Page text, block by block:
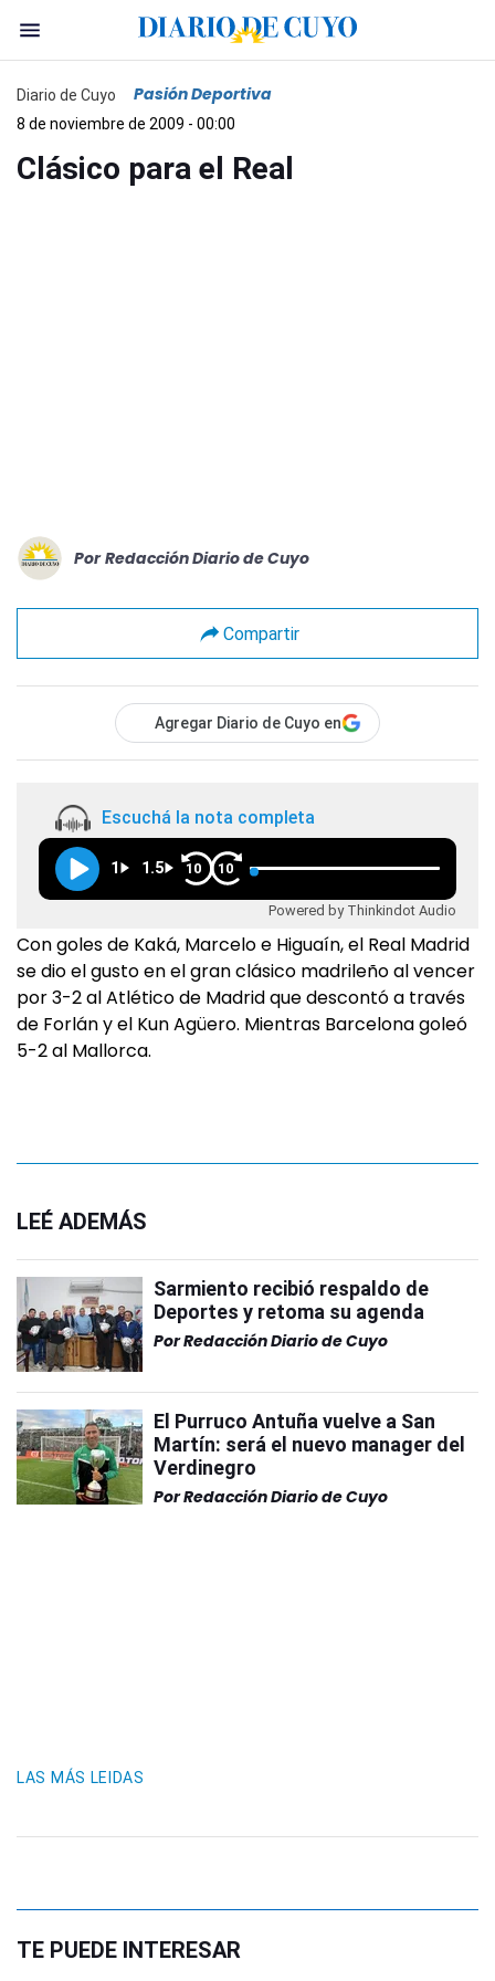
Diario de Cuyo Pasión Deportiva
8 de noviembre de 2009 - 00:00
Clásico para el Real
Por Redacción Diario de Cuyo
Compartir
Agregar Diario de Cuyo en
Escuchá la nota completa
1 1.5 10 10
Powered by Thinkindot Audio
Con goles de Kaká, Marcelo e Higuaín, el Real Madrid
se dio el gusto en el gran clásico madrileño al vencer
por 3-2 al Atlético de Madrid que descontó a través
de Forlán y el Kun Agüero. Mientras Barcelona goleó
5-2 al Mallorca.
LEÉ ADEMÁS
Sarmiento recibió respaldo de
Deportes y retoma su agenda
PorRedacción Diario de Cuyo
El Purruco Antuña vuelve a San
Martín: será el nuevo manager del
Verdinegro
PorRedacción Diario de Cuyo
LAS MÁS LEIDAS
TE PUEDE INTERESAR